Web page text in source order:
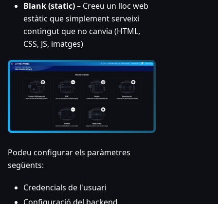
Blank (static)– Creeu un lloc web
estàtic que simplement serveixi
contingut que no canvia (HTML,
CSS, JS, imatges)
Podeu configurar els paràmetres
següents:
Credencials de l'usuari